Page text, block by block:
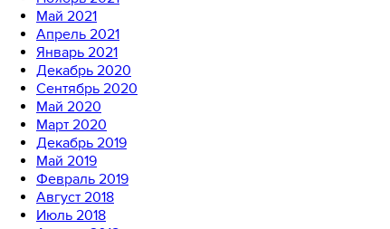
Май 2021
Апрель 2021
Январь 2021
Декабрь 2020
Сентябрь 2020
Май 2020
Март 2020
Декабрь 2019
Май 2019
Февраль 2019
Август 2018
Июль 2018